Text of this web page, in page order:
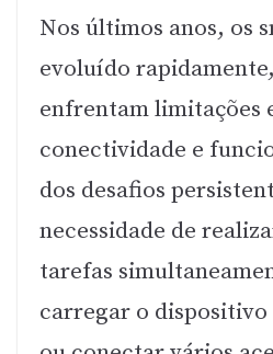
Nos últimos anos, os
evoluído
enfrentam limitações
conectividade e
dos desafios
necessidade de
tarefas
carregar o